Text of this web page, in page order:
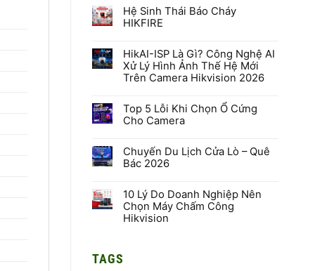
Hệ Sinh Thái Báo Cháy
HIKFIRE
bình
luận
ở
Hệ
Báo
Cháy
HIKFIRE
HikAI-ISP Là Gì? Công Nghệ AI
Xử Lý Hình Ảnh Thế Hệ Mới
Trên Camera Hikvision 2026
bình
luận
ở
Là
Gì?
Công
Xử
Lý
Hình
Ảnh
Camera
Top 5 Lỗi Khi Chọn Ổ Cứng
Cho Camera
bình
luận
ở
Lỗi
Khi
Chọn
Ổ
Chuyến Du Lịch Cửa Lò – Quê
Bác 2026
bình
luận
ở
Chuyến
–
10 Lý Do Doanh Nghiệp Nên
Chọn Máy Chấm Công
Hikvision
ở
TAGS